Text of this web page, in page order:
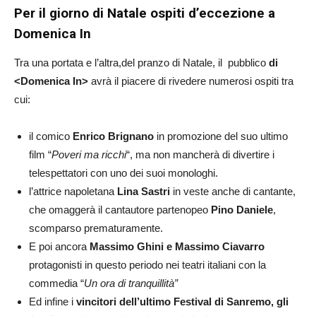
Per il giorno di Natale ospiti d’eccezione a
Domenica In
Tra una portata e l’altra,del pranzo di Natale, il pubblico di
<Domenica In> avrà il piacere di rivedere numerosi ospiti tra
cui:
il comico Enrico Brignano in promozione del suo ultimo
film “Poveri ma ricchi“, ma non mancherà di divertire i
telespettatori con uno dei suoi monologhi.
l’attrice napoletana Lina Sastri in veste anche di cantante,
che omaggerà il cantautore partenopeo Pino Daniele,
scomparso prematuramente.
E poi ancora Massimo Ghini e Massimo Ciavarro
protagonisti in questo periodo nei teatri italiani con la
commedia “Un ora di tranquillità”
Ed infine i vincitori dell’ultimo Festival di Sanremo, gli